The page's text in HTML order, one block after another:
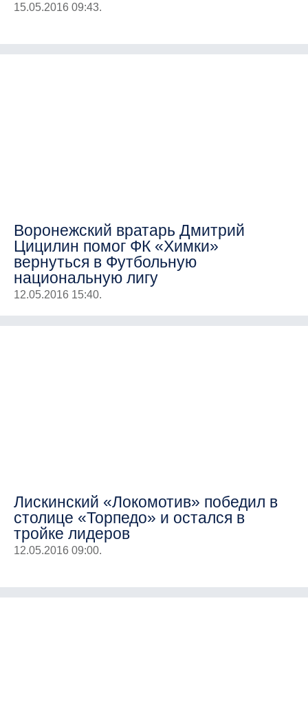
15.05.2016 09:43.
Воронежский вратарь Дмитрий
Цицилин помог ФК «Химки»
вернуться в Футбольную
национальную лигу
12.05.2016 15:40.
Лискинский «Локомотив» победил в
столице «Торпедо» и остался в
тройке лидеров
12.05.2016 09:00.